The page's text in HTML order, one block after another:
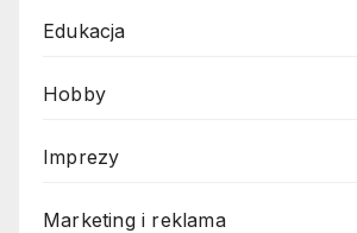
Edukacja
Hobby
Imprezy
Marketing i reklama